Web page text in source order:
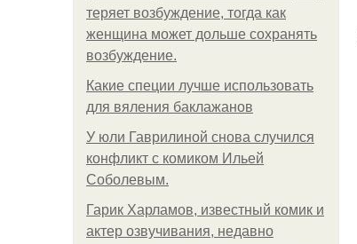
теряет возбуждение, тогда как
женщина может дольше сохранять
возбуждение.
Какие специи лучше использовать
для вяления баклажанов
У юли Гаврилиной снова случился
конфликт с комиком Ильей
Соболевым.
Гарик Харламов, известный комик и
актер озвучивания, недавно